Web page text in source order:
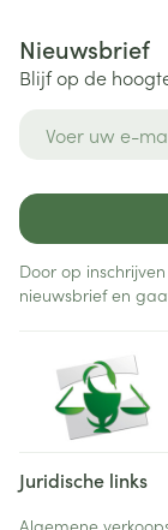
Nieuwsbrief
Blijf op de
Door op
nieuwsbrief en
Juridische links
Algemene